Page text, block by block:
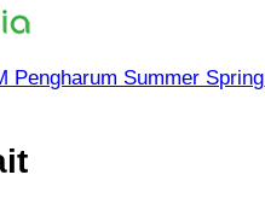
Pengharum Summer Spring